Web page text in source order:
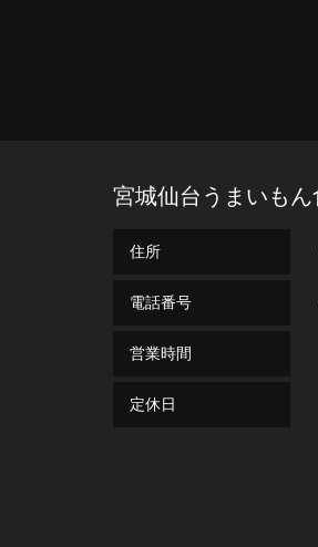
宮城仙台うまいも
住所
電話番号
営業時間
定休日